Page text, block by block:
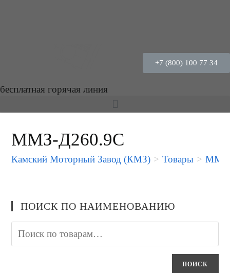
+7 (800) 100 77 34
бесплатная горячая линия
ММЗ-Д260.9С
Камский Моторный Завод (КМЗ) > Товары > ММЗ-
ПОИСК ПО НАИМЕНОВАНИЮ
ПОИСК